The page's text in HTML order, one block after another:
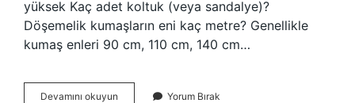
yüksek Kaç adet koltuk (veya sandalye)?
Döşemelik kumaşların eni kaç metre? Genellikle
kumaş enleri 90 cm, 110 cm, 140 cm…
Devamını okuyun Yorum Bırak